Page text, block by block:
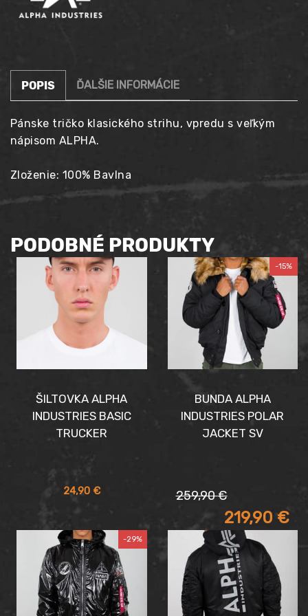
POPIS ĎALŠIE INFORMÁCIE
Pánske tričko klasického strihu, vpredu s veľkým
nápisom ALPHA.
Zloženie: 100% Bavlna
PODOBNÉ PRODUKTY
ŠILTOVKA ALPHA
INDUSTRIES BASIC
TRUCKER
24,90 €
-15%
BUNDA ALPHA
INDUSTRIES POLAR
JACKET SV
259,90€
bola:
219,90€
je:
-29%